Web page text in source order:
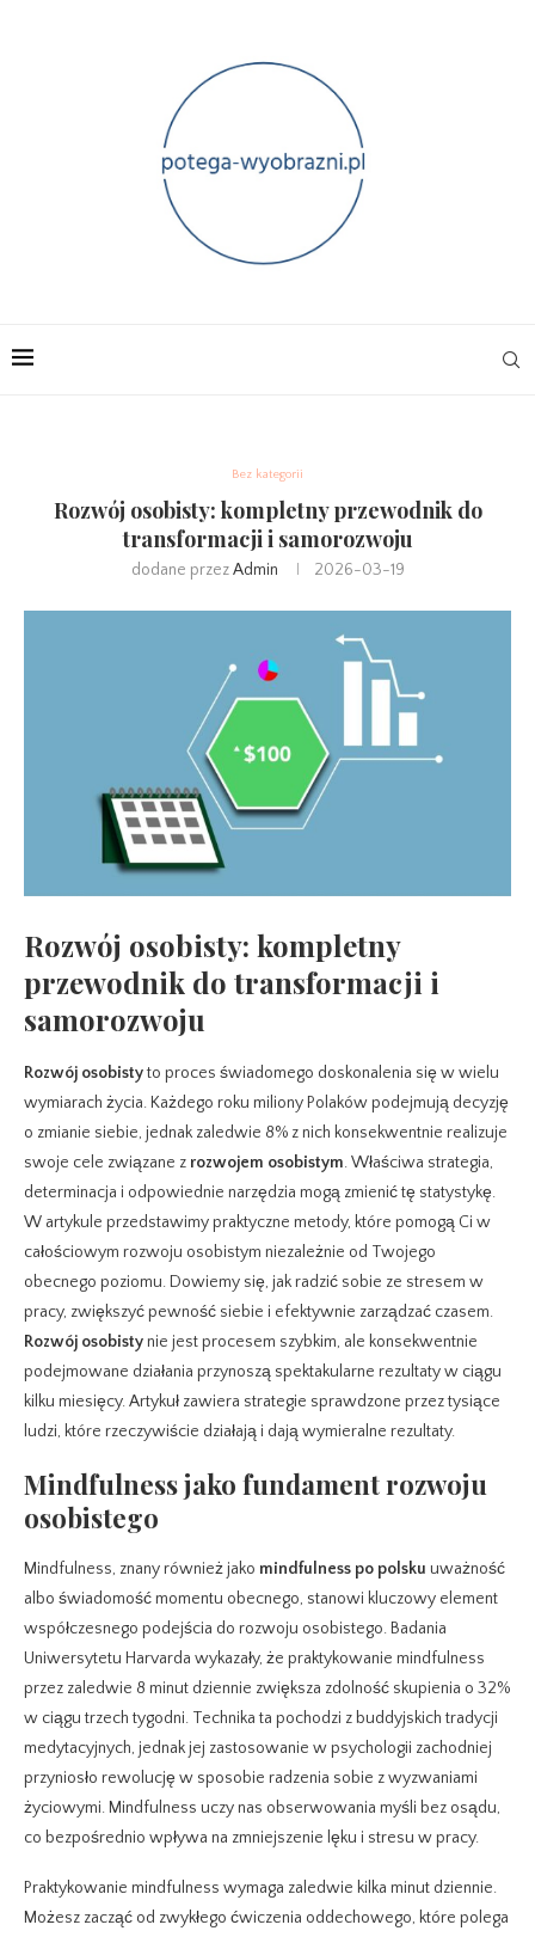
Bez kategorii
Rozwój osobisty: kompletny przewodnik do
transformacji i samorozwoju
dodane przezAdmin 2026-03-19
Rozwój osobisty: kompletny
przewodnik do transformacji i
samorozwoju
Rozwój osobistyto proces świadomego doskonalenia się w wielu
wymiarach życia. Każdego roku miliony Polaków podejmują decyzję
o zmianie siebie, jednak zaledwie 8% z nich konsekwentnie realizuje
swoje cele związane z rozwojem osobistym. Właściwa strategia,
determinacja i odpowiednie narzędzia mogą zmienić tę statystykę.
W artykule przedstawimy praktyczne metody, które pomogą Ci w
całościowym rozwoju osobistym niezależnie od Twojego
obecnego poziomu. Dowiemy się, jak radzić sobie ze stresem w
pracy, zwiększyć pewność siebie i efektywnie zarządzać czasem.
Rozwój osobisty nie jest procesem szybkim, ale konsekwentnie
podejmowane działania przynoszą spektakularne rezultaty w ciągu
kilku miesięcy. Artykuł zawiera strategie sprawdzone przez tysiące
ludzi, które rzeczywiście działają i dają wymieralne rezultaty.
Mindfulness jako fundament rozwoju
osobistego
Mindfulness, znany również jako mindfulness po polsku uważność
albo świadomość momentu obecnego, stanowi kluczowy element
współczesnego podejścia do rozwoju osobistego. Badania
Uniwersytetu Harvarda wykazały, że praktykowanie mindfulness
przez zaledwie 8 minut dziennie zwiększa zdolność skupienia o 32%
w ciągu trzech tygodni. Technika ta pochodzi z buddyjskich tradycji
medytacyjnych, jednak jej zastosowanie w psychologii zachodniej
przyniosło rewolucję w sposobie radzenia sobie z wyzwaniami
życiowymi. Mindfulness uczy nas obserwowania myśli bez osądu,
co bezpośrednio wpływa na zmniejszenie lęku i stresu w pracy.
Praktykowanie mindfulness wymaga zaledwie kilka minut dziennie.
Możesz zacząć od zwykłego ćwiczenia oddechowego, które polega